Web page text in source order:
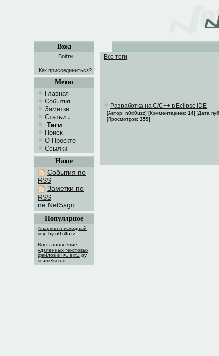
Вход
Войти
Как присоединиться?
Меню
Главная
События
Заметки
Статьи ↓
Теги
Поиск
О Проекте
Ссылки
Наше
События по
RSS
Заметки по
RSS
NetSago
Популярное
Анархия и исходный
код.
by n0xi0uzz
Восстановление
удаленных текстовых
файлов в ФС ext3 by
scamelscrud
Все теги
Разработка на C/C++ в Eclipse IDE
[Автор: n0xi0uzz] [Комментариев: 14] [Дата
[Просмотров: 359]